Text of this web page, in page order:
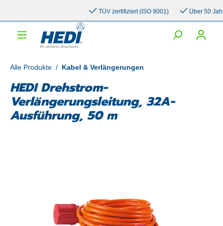
TÜV zertifiziert (ISO 9001) Über 50 Jahre
Alle Produkte / Kabel & Verlängerungen
HEDI Drehstrom-
Verlängerungsleitung, 32A-
Ausführung, 50 m